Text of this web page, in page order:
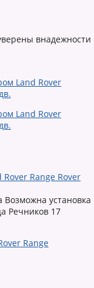
внадежности
Range Rover
Возможна установка
Речников 17